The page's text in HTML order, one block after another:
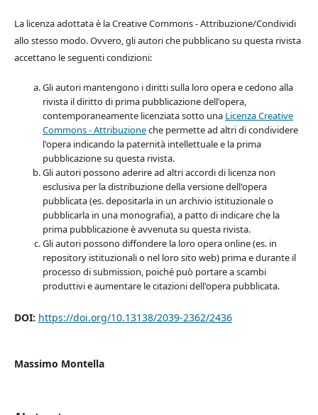
La licenza adottata è la Creative Commons - Attribuzione/Condividi
allo stesso modo. Ovvero, gli autori che pubblicano su questa rivista
accettano le seguenti condizioni:
Gli autori mantengono i diritti sulla loro opera e cedono alla
rivista il diritto di prima pubblicazione dell'opera,
contemporaneamente licenziata sotto una Licenza Creative
Commons - Attribuzioneche permette ad altri di condividere
l'opera indicando la paternità intellettuale e la prima
pubblicazione su questa rivista.
Gli autori possono aderire ad altri accordi di licenza non
esclusiva per la distribuzione della versione dell'opera
pubblicata (es. depositarla in un archivio istituzionale o
pubblicarla in una monografia), a patto di indicare che la
prima pubblicazione è avvenuta su questa rivista.
Gli autori possono diffondere la loro opera online (es. in
repository istituzionali o nel loro sito web) prima e durante il
processo di submission, poiché può portare a scambi
produttivi e aumentare le citazioni dell'opera pubblicata.
DOI: https://doi.org/10.13138/2039-2362/2436
Massimo Montella